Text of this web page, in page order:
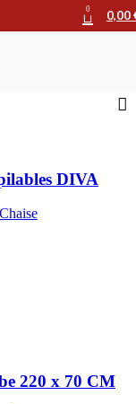
0 0,00
DIVA
Chaise
220 x 70 CM